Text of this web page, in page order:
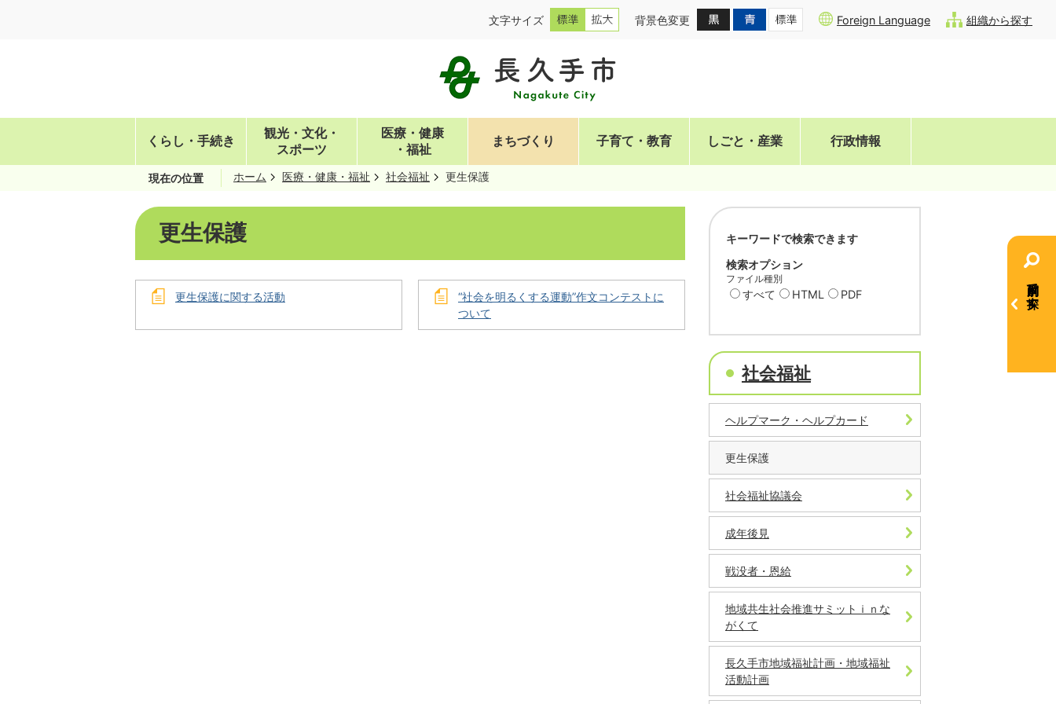
文字サイズ 背景色変更 Foreign Language 組織から探す
くらし・手続き
観光・文化・
スポーツ
医療・健康
・福祉
まちづくり 子育て・教育 しごと・産業 行政情報
目的別で探す
現在の位置 ホーム 医療・健康・福祉 社会福祉 更生保護
更生保護
更生保護に関する活動
“社会を明るくする運動”作文コンテストに
ついて
キーワードで検索できます
検索オプション
ファイル種別
すべて HTML PDF
社会福祉
ヘルプマーク・ヘルプカード
更生保護
社会福祉協議会
成年後見
戦没者・恩給
地域共生社会推進サミットｉｎな
がくて
長久手市地域福祉計画・地域福祉
活動計画